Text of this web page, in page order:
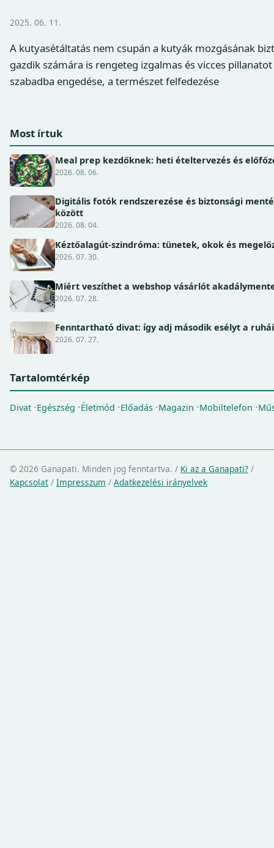
2025. 06. 11.
A kutyasétáltatás nem csupán a kutyák mozgásának
gazdik számára is rengeteg izgalmas és vicces
szabadba engedése, a természet felfedezése
Most írtuk
Meal prep kezdőknek: heti ételtervezés és
2026. 08. 06.
Digitális fotók rendszerezése és biztonsági
között
2026. 08. 04.
Kéztőalagút-szindróma: tünetek, okok és
2026. 07. 30.
Miért veszíthet a webshop vásárlót
2026. 07. 28.
Fenntartható divat: így adj második esélyt a
2026. 07. 27.
Tartalomtérkép
Divat Egészség Életmód Előadás Magazin Mobiltelefon
© 2026 Ganapati. Minden jog fenntartva. / Ki az a Ganapati? /
Kapcsolat / Impresszum / Adatkezelési irányelvek